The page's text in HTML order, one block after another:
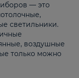
— это
светильники.
воздушные
только можно